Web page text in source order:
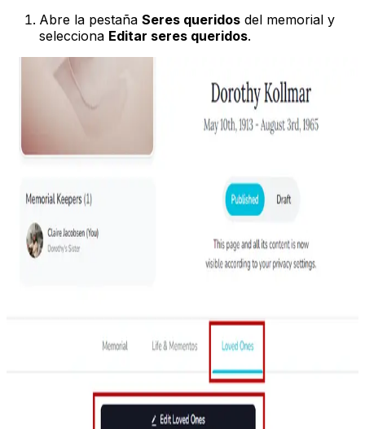
Abre la pestaña Seres queridos del memorial y
selecciona Editar seres queridos.